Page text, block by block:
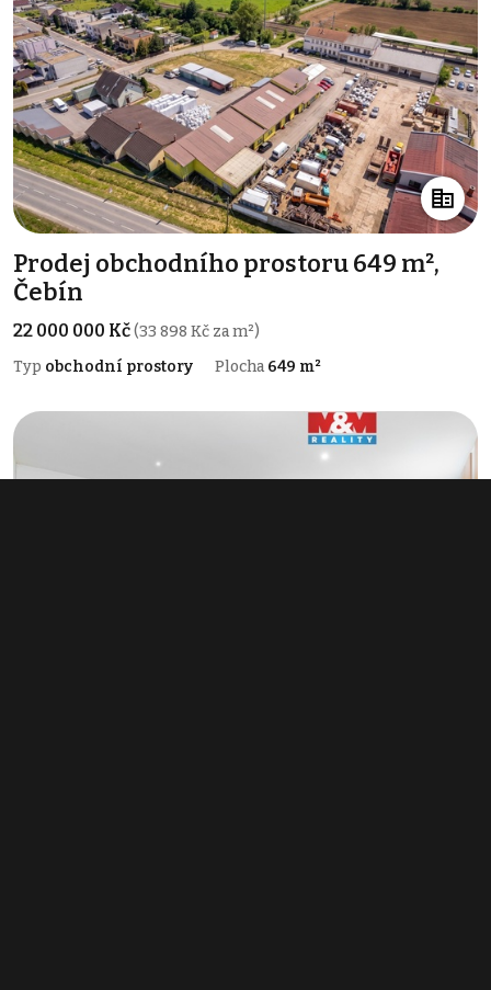
Prodej obchodního prostoru 649 m²,
Čebín
22 000 000 Kč(33 898 Kč za m²)
Typ obchodní prostory Plocha 649 m²